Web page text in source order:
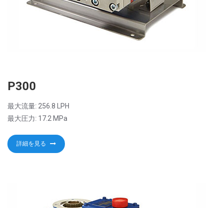
P300
最大流量: 256.8 LPH
最大圧力: 17.2 MPa
詳細を見る